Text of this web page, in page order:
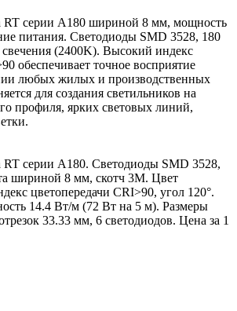
RT серии A180 шириной 8 мм, мощность
питания. Светодиоды SMD 3528, 180
(2400K). Высокий индекс
обеспечивает точное восприятие
любых жилых и производственных
для создания светильников на
профиля, ярких световых линий,
RT серии A180. Светодиоды SMD 3528,
шириной 8 мм, скотч 3M. Цвет
цветопередачи CRI>90, угол 120°.
14.4 Вт/м (72 Вт на 5 м). Размеры
33.33 мм, 6 светодиодов. Цена за 1